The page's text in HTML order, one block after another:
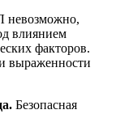
невозможно,
влиянием
факторов.
выраженности
Безопасная